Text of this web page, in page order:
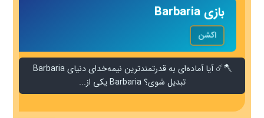
بازی Barbaria
اکشن
🪓☄️ آیا آماده‌ای به قدرتمندترین نیمه‌خدای دنیای Barbaria
تبدیل شوی؟ Barbaria یکی از...